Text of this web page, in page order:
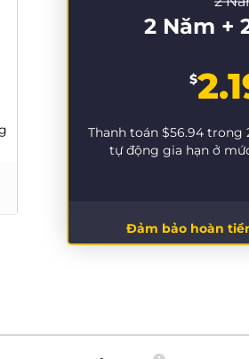
2 Năm +
$
Thanh toán $56.94 trong
tự động gia hạn ở
Đảm bảo hoàn